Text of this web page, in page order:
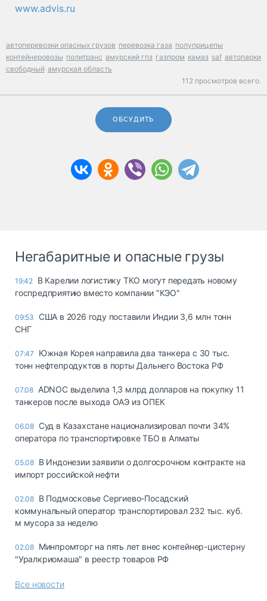
www.advis.ru
автоперевозки опасных грузов перевозка газа полуприцепы
контейнеровозы политранс амурский гпз газпром камаз saf автопарки
свободный амурская область
112 просмотров всего.
ОБСУДИТЬ
Негабаритные и опасные грузы
19:42 В Карелии логистику ТКО могут передать новому
госпредприятию вместо компании "КЭО"
09:53
США в 2026 году поставили Индии 3,6 млн тонн
СНГ
07:47
Южная Корея направила два танкера с 30 тыс.
тонн нефтепродуктов в порты Дальнего Востока РФ
07.08 ADNOC выделила 1,3 млрд долларов на покупку 11
танкеров после выхода ОАЭ из ОПЕК
06.08 Суд в Казахстане национализировал почти 34%
оператора по транспортировке ТБО в Алматы
05.08 В Индонезии заявили о долгосрочном контракте на
импорт российской нефти
02.08 В Подмосковье Сергиево-Посадский
коммунальный оператор транспортировал 232 тыс. куб.
м мусора за неделю
02.08 Минпромторг на пять лет внес контейнер-цистерну
"Уралкриомаша" в реестр товаров РФ
Все новости